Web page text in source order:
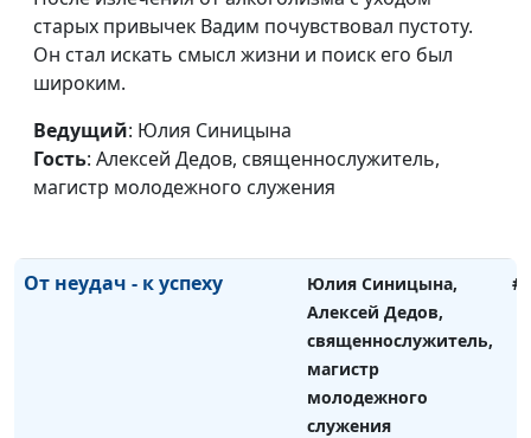
старых привычек Вадим почувствовал пустоту.
Он стал искать смысл жизни и поиск его был
широким.
Ведущий: Юлия Синицына
Гость: Алексей Дедов, священнослужитель,
магистр молодежного служения
священнослужитель,
магистр молодежного
Как принимать правильные
решения?
Алексей Дедов,
священнослужитель,
От неудач - к успеху
Юлия Синицына,
Алексей Дедов,
священнослужитель,
магистр
молодежного
служения